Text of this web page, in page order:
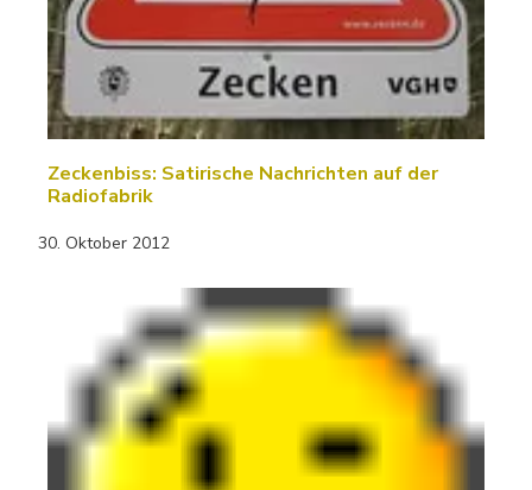
Zeckenbiss: Satirische Nachrichten auf der
Radiofabrik
30. Oktober 2012